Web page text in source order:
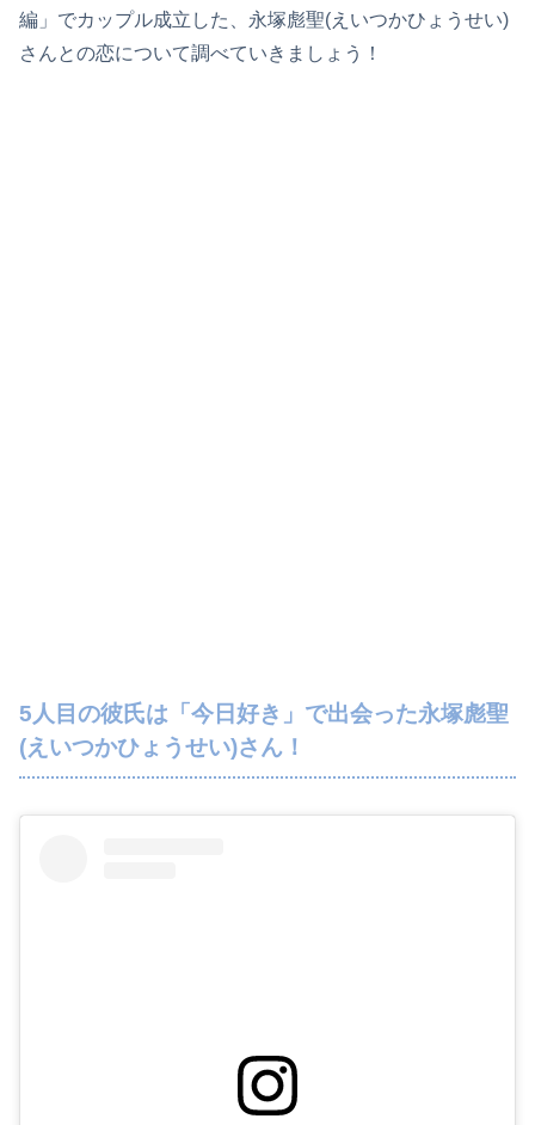
編」でカップル成立した、永塚彪聖(えいつかひょうせい)
さんとの恋について調べていきましょう！
5人目の彼氏は「今日好き」で出会った永塚彪聖
(えいつかひょうせい)さん！